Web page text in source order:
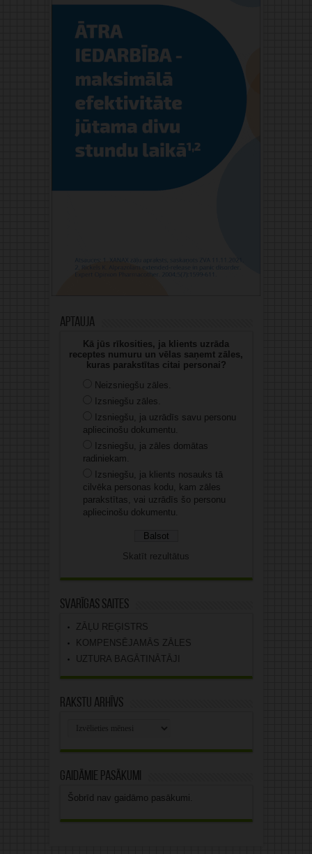
Aptauja
Kā jūs rīkosities, ja klients uzrāda
receptes numuru un vēlas saņemt zāles,
kuras parakstītas citai personai?
Neizsniegšu zāles.
Izsniegšu zāles.
Izsniegšu, ja uzrādīs savu personu
apliecinošu dokumentu.
Izsniegšu, ja zāles domātas
radiniekam.
Izsniegšu, ja klients nosauks tā
cilvēka personas kodu, kam zāles
parakstītas, vai uzrādīs šo personu
apliecinošu dokumentu.
Skatīt rezultātus
Svarīgas saites
ZĀĻU REĢISTRS
KOMPENSĒJAMĀS ZĀLES
UZTURA BAGĀTINĀTĀJI
Rakstu arhīvs
Gaidāmie pasākumi
Šobrīd nav gaidāmo pasākumi.